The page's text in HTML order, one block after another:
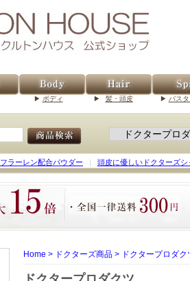
ボディ 髪・頭皮 バス
フラーレン配合パウダー 頭皮に優しいドクターズシ
Home > ドクターズ商品 > ドクタープロダク